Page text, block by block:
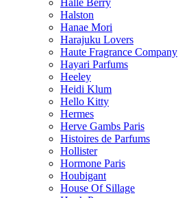
Halle Berry
Halston
Hanae Mori
Harajuku Lovers
Haute Fragrance Company
Hayari Parfums
Heeley
Heidi Klum
Hello Kitty
Hermes
Herve Gambs Paris
Histoires de Parfums
Hollister
Hormone Paris
Houbigant
House Of Sillage